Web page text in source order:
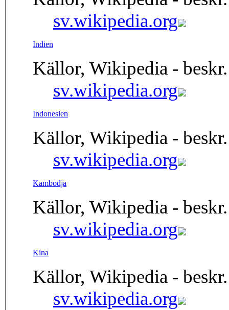
sv.wikipedia.org
Indien
Källor, Wikipedia -
sv.wikipedia.org
Indonesien
Källor, Wikipedia -
sv.wikipedia.org
Kambodja
Källor, Wikipedia -
sv.wikipedia.org
Kina
Källor, Wikipedia -
sv.wikipedia.org